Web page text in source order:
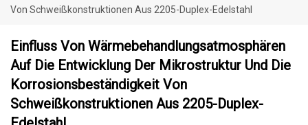
Von Schweißkonstruktionen Aus 2205-Duplex-Edelstahl
Einfluss Von Wärmebehandlungsatmosphären
Auf Die Entwicklung Der Mikrostruktur Und Die
Korrosionsbeständigkeit Von
Schweißkonstruktionen Aus 2205-Duplex-